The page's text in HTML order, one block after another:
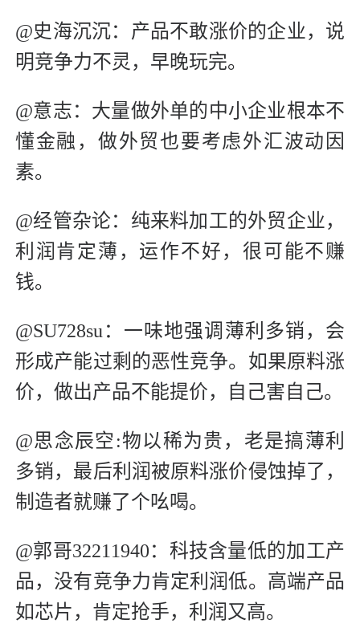
@史海沉沉：产品不敢涨价的企业，说
明竞争力不灵，早晚玩完。
@意志：大量做外单的中小企业根本不
懂金融，做外贸也要考虑外汇波动因
素。
@经管杂论：纯来料加工的外贸企业，
利润肯定薄，运作不好，很可能不赚
钱。
@SU728su：一味地强调薄利多销，会
形成产能过剩的恶性竞争。如果原料涨
价，做出产品不能提价，自己害自己。
@思念辰空:物以稀为贵，老是搞薄利
多销，最后利润被原料涨价侵蚀掉了，
制造者就赚了个吆喝。
@郭哥32211940：科技含量低的加工产
品，没有竞争力肯定利润低。高端产品
如芯片，肯定抢手，利润又高。